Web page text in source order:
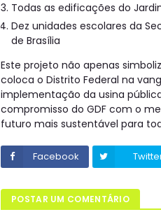
Todas as edificações do
Dez unidades escolares da
de Brasília
Este projeto não apenas
coloca o Distrito Federal na
implementação da usina
compromisso do GDF com o
futuro mais sustentável para
Facebook
POSTAR UM COMENTÁRIO